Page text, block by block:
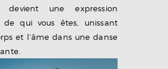
devient une expression
de qui vous êtes, unissant
et l’âme dans une danse